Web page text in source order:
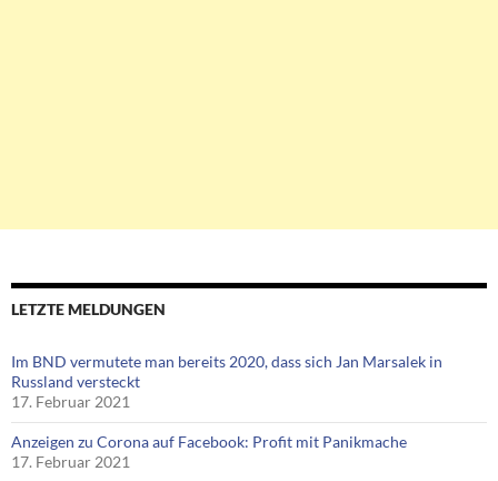
LETZTE MELDUNGEN
Im BND vermutete man bereits 2020, dass sich Jan Marsalek in
Russland versteckt
17. Februar 2021
Anzeigen zu Corona auf Facebook: Profit mit Panikmache
17. Februar 2021